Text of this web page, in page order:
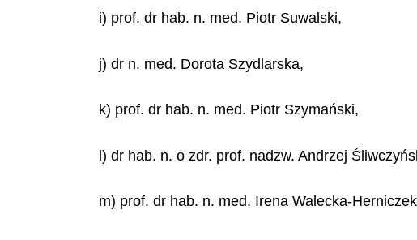
i) prof. dr hab. n. med. Piotr Suwalski,
j) dr n. med. Dorota Szydlarska,
k) prof. dr hab. n. med. Piotr Szymański,
l) dr hab. n. o zdr. prof. nadzw. Andrzej
m) prof. dr hab. n. med. Irena Walecka-